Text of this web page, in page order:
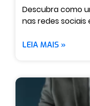
Descubra como
nas redes sociais
LEIA MAIS »